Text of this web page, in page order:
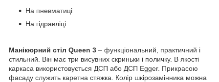
На пневматиці
На гідравліці
Манікюрний стіл Queen 3 – функціональний, практичний і
стильний. Він має три висувних скриньки і поличку. В якості
каркаса використовується ДСП або ДСП Egger. Прикрасою
фасаду служить каретна стяжка. Колір шкірозамінника можна